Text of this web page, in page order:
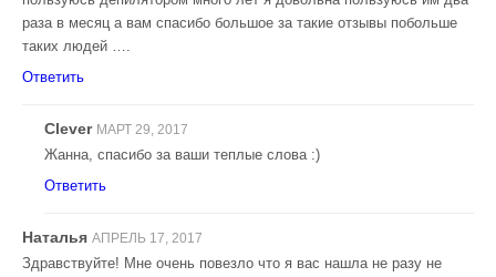
раза в месяц а вам спасибо большое за такие отзывы побольше
таких людей ….
Ответить
Clever МАРТ 29, 2017
Жанна, спасибо за ваши теплые слова :)
Ответить
Наталья АПРЕЛЬ 17, 2017
Здравствуйте! Мне очень повезло что я вас нашла не разу не